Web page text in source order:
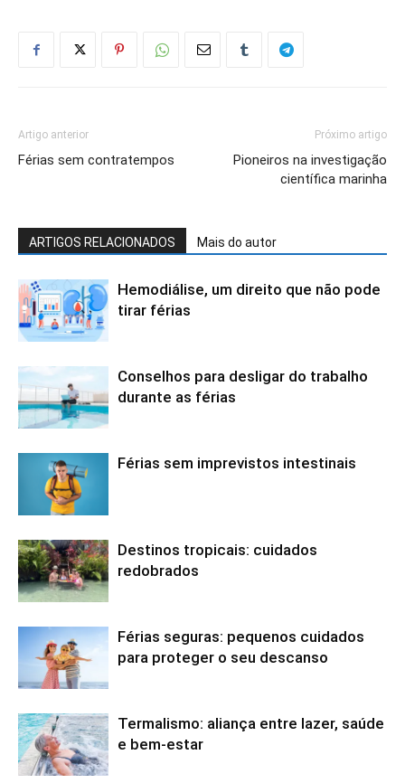
Artigo anterior
Férias sem contratempos
Próximo artigo
Pioneiros na investigação
científica marinha
ARTIGOS RELACIONADOS Mais do autor
Hemodiálise, um direito que não pode
tirar férias
Conselhos para desligar do trabalho
durante as férias
Férias sem imprevistos intestinais
Destinos tropicais: cuidados
redobrados
Férias seguras: pequenos cuidados
para proteger o seu descanso
Termalismo: aliança entre lazer, saúde
e bem-estar